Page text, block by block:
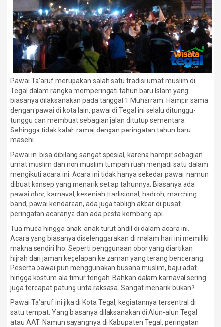
Pawai Ta’aruf merupakan salah satu tradisi umat muslim di
Tegal dalam rangka memperingati tahun baru Islam yang
biasanya dilaksanakan pada tanggal 1 Muharram. Hampir sama
dengan pawai di kota lain, pawai di Tegal ini selalu ditunggu-
tunggu dan membuat sebagian jalan ditutup sementara.
Sehingga tidak kalah ramai dengan peringatan tahun baru
masehi.
Pawai ini bisa dibilang sangat spesial, karena hampir sebagian
umat muslim dan non muslim tumpah ruah menjadi satu dalam
mengikuti acara ini. Acara ini tidak hanya sekedar pawai, namun
dibuat konsep yang menarik setiap tahunnya. Biasanya ada
pawai obor, karnaval, keseniah tradisional, hadroh, marching
band, pawai kendaraan, ada juga tabligh akbar di pusat
peringatan acaranya dan ada pesta kembang api.
Tua muda hingga anak-anak turut andil di dalam acara ini.
Acara yang biasanya diselenggarakan di malam hari ini memiliki
makna sendiri lho. Seperti penggunaan obor yang diartikan
hijrah dari jaman kegelapan ke zaman yang terang benderang.
Peserta pawai pun menggunakan busana muslim, baju adat
hingga kostum ala timur tengah. Bahkan dalam karnaval sering
juga terdapat patung unta raksasa. Sangat menarik bukan?
Pawai Ta’aruf ini jika di Kota Tegal, kegiatannya tersentral di
satu tempat. Yang biasanya dilaksanakan di Alun-alun Tegal
atau AAT. Namun sayangnya di Kabupaten Tegal, peringatan